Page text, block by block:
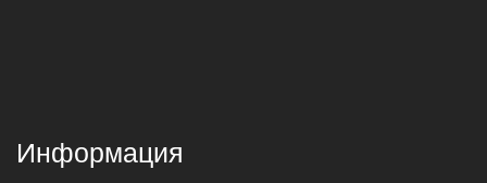
Информация